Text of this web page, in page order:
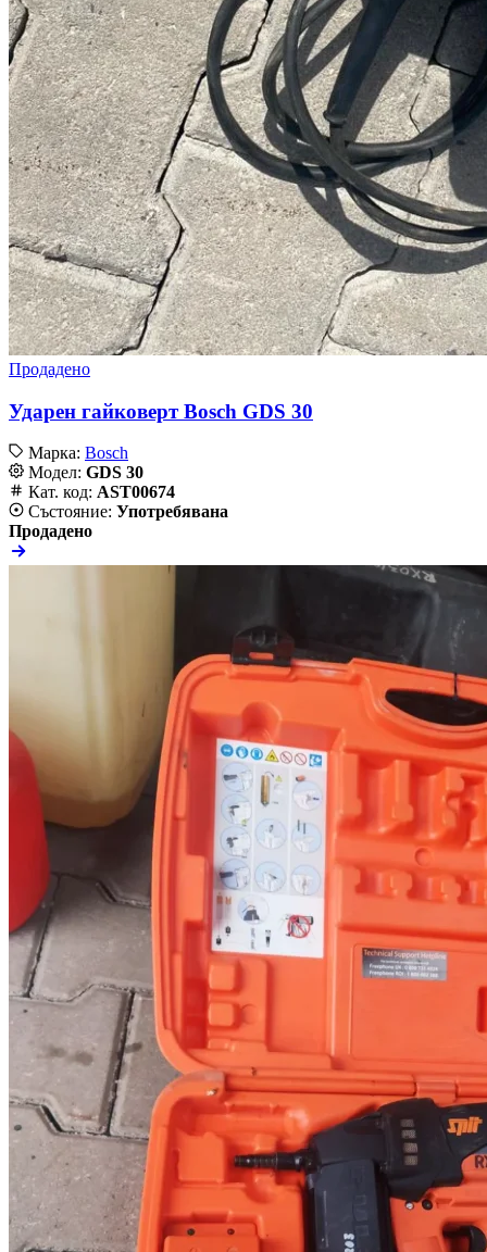
Продадено
Ударен гайковерт Bosch GDS 30
Марка: Bosch
Модел: GDS 30
Кат. код: AST00674
Състояние: Употребявана
Продадено